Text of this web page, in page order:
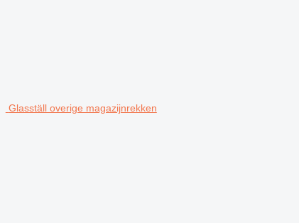
Glasställ overige magazijnrekken